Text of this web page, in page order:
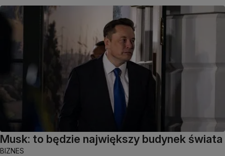
Musk: to będzie największy budynek świata
BIZNES